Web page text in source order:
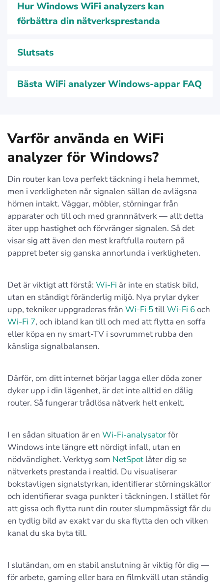
Hur Windows WiFi analyzers kan
förbättra din nätverksprestanda
Slutsats
Bästa WiFi analyzer Windows-appar FAQ
Varför använda en WiFi
analyzer för Windows?
Din router kan lova perfekt täckning i hela hemmet,
men i verkligheten når signalen sällan de avlägsna
hörnen intakt. Väggar, möbler, störningar från
apparater och till och med grannnätverk — allt detta
äter upp hastighet och förvränger signalen. Så det
visar sig att även den mest kraftfulla routern på
pappret beter sig ganska annorlunda i verkligheten.
Det är viktigt att förstå: Wi‑Fi är inte en statisk bild,
utan en ständigt föränderlig miljö. Nya prylar dyker
upp, tekniker uppgraderas från Wi‑Fi 5tillWi‑Fi 6och
Wi‑Fi 7, och ibland kan till och med att flytta en soffa
eller köpa en ny smart-TV i sovrummet rubba den
känsliga signalbalansen.
Därför, om ditt internet börjar lagga eller döda zoner
dyker upp i din lägenhet, är det inte alltid en dålig
router. Så fungerar trådlösa nätverk helt enkelt.
I en sådan situation är en Wi‑Fi-analysatorför
Windows inte längre ett nördigt infall, utan en
nödvändighet. Verktyg som NetSpot låter dig se
nätverkets prestanda i realtid. Du visualiserar
bokstavligen signalstyrkan, identifierar störningskällor
och identifierar svaga punkter i täckningen. I stället för
att gissa och flytta runt din router slumpmässigt får du
en tydlig bild av exakt var du ska flytta den och vilken
kanal du ska byta till.
I slutändan, om en stabil anslutning är viktig för dig —
för arbete, gaming eller bara en filmkväll utan ständig